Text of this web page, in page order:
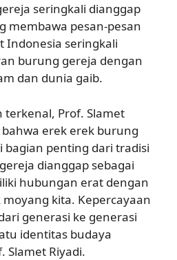
seringkali dianggap
membawa pesan-pesan
Indonesia seringkali
burung gereja dengan
dan dunia gaib.
terkenal, Prof. Slamet
erek erek burung
bagian penting dari tradisi
dianggap sebagai
hubungan erat dengan
kita. Kepercayaan
generasi ke generasi
identitas budaya
Slamet Riyadi.